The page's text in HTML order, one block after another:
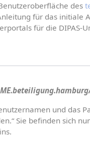
des
für das initiale
für die DIPAS-
und das
Sie befinden sich